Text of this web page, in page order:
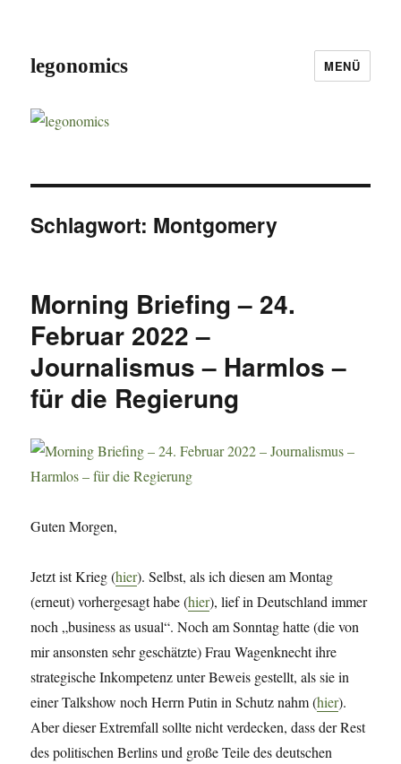
legonomics MENÜ
Schlagwort: Montgomery
Morning Briefing – 24.
Februar 2022 –
Journalismus – Harmlos –
für die Regierung
Guten Morgen,
Jetzt ist Krieg (hier). Selbst, als ich diesen am Montag
(erneut) vorhergesagt habe (hier), lief in Deutschland immer
noch „business as usual“. Noch am Sonntag hatte (die von
mir ansonsten sehr geschätzte) Frau Wagenknecht ihre
strategische Inkompetenz unter Beweis gestellt, als sie in
einer Talkshow noch Herrn Putin in Schutz nahm (hier).
Aber dieser Extremfall sollte nicht verdecken, dass der Rest
des politischen Berlins und große Teile des deutschen